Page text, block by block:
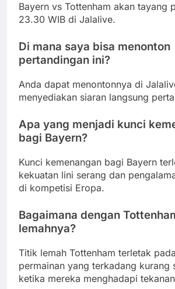
Bayern vs Tottenham akan tayang
23.30 WIB di Jalalive.
Di mana saya bisa menonton
pertandingan ini?
Anda dapat menontonnya di
menyediakan siaran langsung
Apa yang menjadi kunci
bagi Bayern?
Kunci kemenangan bagi Bayern
kekuatan lini serang dan
di kompetisi Eropa.
Bagaimana dengan
lemahnya?
Titik lemah Tottenham terletak
permainan yang terkadang kurang
ketika mereka menghadapi